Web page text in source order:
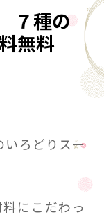
７種の
無料
いろどりスー
にこだわっ